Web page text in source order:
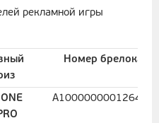
рекламной игры
Номер брелока
A100000000126413